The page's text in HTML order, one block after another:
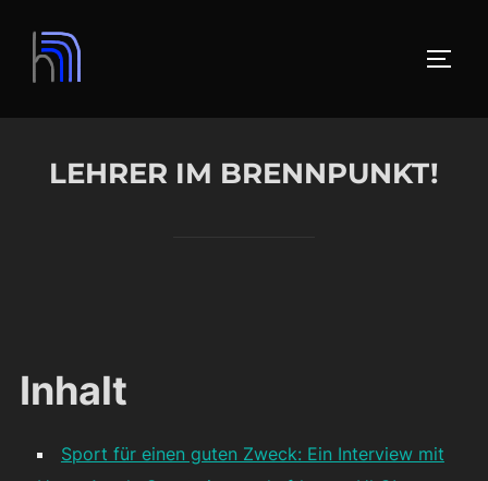
Inhalt
springen
LEHRER IM BRENNPUNKT!
Inhalt
Sport für einen guten Zweck: Ein Interview mit